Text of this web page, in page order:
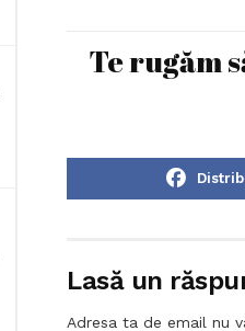
Te rugăm
Lasă un
Adresa ta de email nu